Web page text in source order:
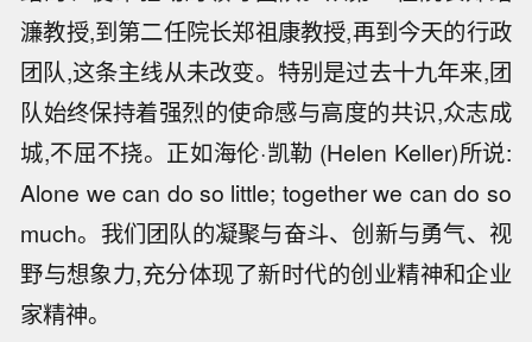
濂教授,到第二任院长郑祖康教授,再到今天的行政
团队,这条主线从未改变。特别是过去十九年来,团
队始终保持着强烈的使命感与高度的共识,众志成
城,不屈不挠。正如海伦·凯勒 (Helen Keller)所说:
Alone we can do so little; together we can do so
much。我们团队的凝聚与奋斗、创新与勇气、视
野与想象力,充分体现了新时代的创业精神和企业
家精神。